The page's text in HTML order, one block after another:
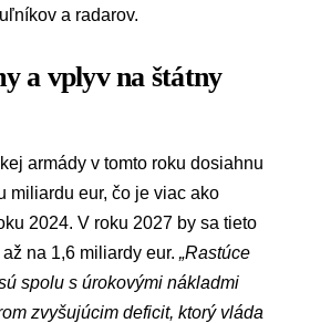
a radarov.
a vplyv na štátny
armády v tomto roku dosiahnu
miliardu eur, čo je viac ako
2024. V roku 2027 by sa tieto
na 1,6 miliardy eur. „Rastúce
spolu s úrokovými nákladmi
zvyšujúcim deficit, ktorý vláda